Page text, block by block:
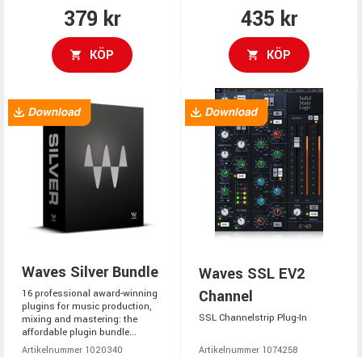
379 kr
KÖP
435 kr
KÖP
Waves Silver Bundle
16 professional award-winning
plugins for music production,
mixing and mastering: the
affordable plugin bundle...
Artikelnummer 1020340
Waves SSL EV2
Channel
SSL Channelstrip Plug-In
Artikelnummer 1074258